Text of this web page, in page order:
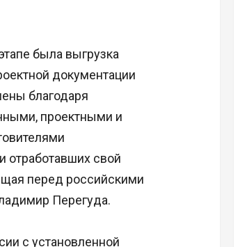
была выгрузка
документации
благодаря
проектными и
отработавших свой
перед российскими
Перегуда.
с установленной